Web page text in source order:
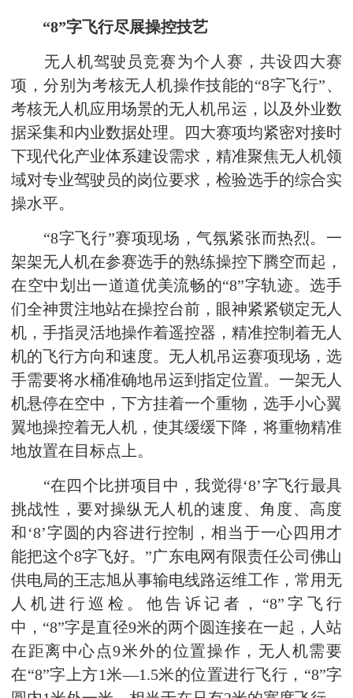
“8”字飞行尽展操控技艺
无人机驾驶员竞赛为个人赛，共设四大赛
项，分别为考核无人机操作技能的“8字飞行”、
考核无人机应用场景的无人机吊运，以及外业数
据采集和内业数据处理。四大赛项均紧密对接时
下现代化产业体系建设需求，精准聚焦无人机领
域对专业驾驶员的岗位要求，检验选手的综合实
操水平。
“8字飞行”赛项现场，气氛紧张而热烈。一
架架无人机在参赛选手的熟练操控下腾空而起，
在空中划出一道道优美流畅的“8”字轨迹。选手
们全神贯注地站在操控台前，眼神紧紧锁定无人
机，手指灵活地操作着遥控器，精准控制着无人
机的飞行方向和速度。无人机吊运赛项现场，选
手需要将水桶准确地吊运到指定位置。一架无人
机悬停在空中，下方挂着一个重物，选手小心翼
翼地操控着无人机，使其缓缓下降，将重物精准
地放置在目标点上。
“在四个比拼项目中，我觉得‘8’字飞行最具
挑战性，要对操纵无人机的速度、角度、高度
和‘8’字圆的内容进行控制，相当于一心四用才
能把这个8字飞好。”广东电网有限责任公司佛山
供电局的王志旭从事输电线路运维工作，常用无
人机进行巡检。他告诉记者，“8”字飞行
中，“8”字是直径9米的两个圆连接在一起，人站
在距离中心点9米外的位置操作，无人机需要
在“8”字上方1米—1.5米的位置进行飞行，“8”字